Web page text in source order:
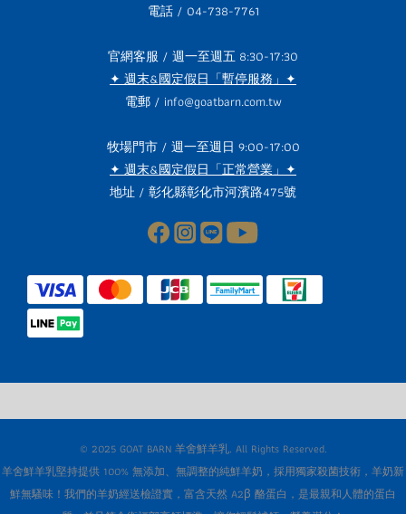
電話 / 04-738-7761
官網客服 / 週一至週五 8:30-17:30
✦ 週末&國定假日「暫停服務」✦
電郵 / info@goatbarn.com.tw
牧場門市 / 週一至週日 9:00-17:00
✦ 週末&國定假日「正常營業」✦
地址 / 彰化縣彰化市河濱路475號
© 2025 GOAT BARN 羊舍鮮羊乳. All Rights Reserved.
羊舍鮮羊乳堅持提供 100% 無添加、無調整的純鮮羊奶，採用獨家殺菌技術，羊奶新
鮮無騷味！我們的羊奶經送檢證實，富含天然 A2β 酪蛋白，是最親和人體的蛋白